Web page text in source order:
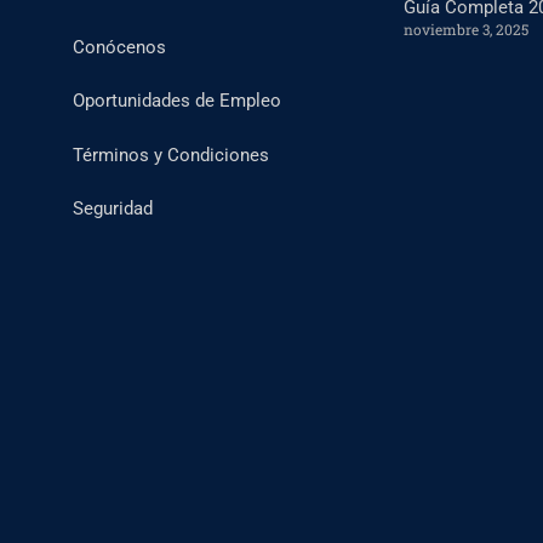
Conócenos
Oportunidades de Empleo
Términos y Condiciones
Seguridad
Guía Completa
noviembre 3, 2025